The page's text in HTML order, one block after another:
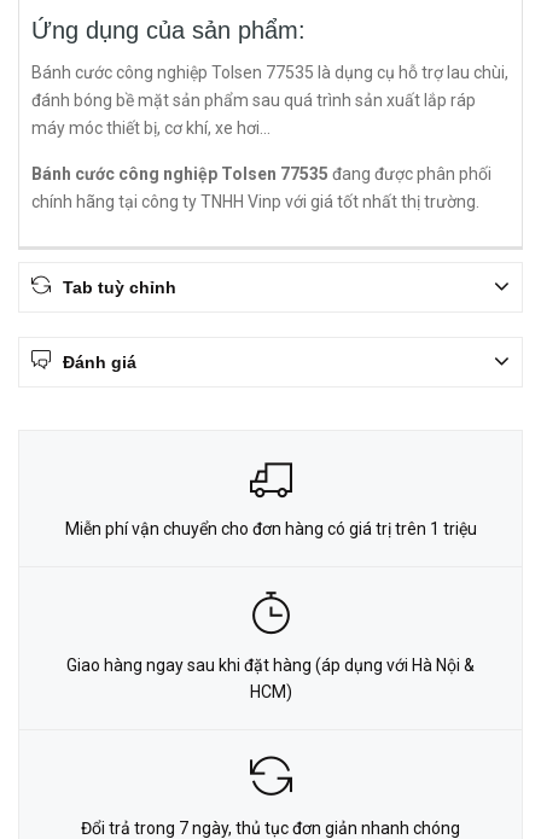
Ứng dụng của sản phẩm:
Bánh cước công nghiệp Tolsen 77535 là dụng cụ hỗ trợ lau chùi,
đánh bóng bề mặt sản phẩm sau quá trình sản xuất lắp ráp
máy móc thiết bị, cơ khí, xe hơi...
Bánh cước công nghiệp Tolsen 77535 đang được phân phối
chính hãng tại công ty TNHH Vinp với giá tốt nhất thị trường.
Tab tuỳ chỉnh
Đánh giá
Miễn phí vận chuyển cho đơn hàng có giá trị trên 1 triệu
Giao hàng ngay sau khi đặt hàng (áp dụng với Hà Nội &
HCM)
Đổi trả trong 7 ngày, thủ tục đơn giản nhanh chóng